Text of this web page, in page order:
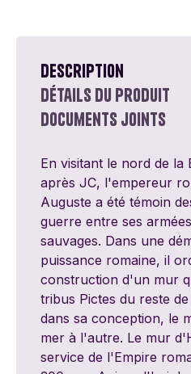
Description
Détails du produit
Documents joints
En visitant le nord de la
après JC, l'empereur
Auguste a été témoin
guerre entre ses
sauvages. Dans une
puissance romaine, il
construction d'un mur
tribus Pictes du reste
dans sa conception, le
mer à l'autre. Le mur
service de l'Empire